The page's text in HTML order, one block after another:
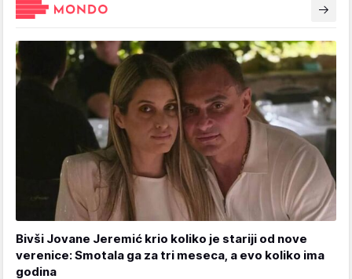
Bivši Jovane Jeremić krio koliko je stariji od nove
verenice: Smotala ga za tri meseca, a evo koliko ima
godina